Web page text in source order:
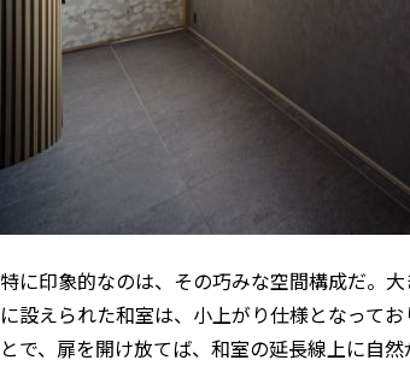
特に印象的なのは、その巧みな空間構成だ。
に設えられた和室は、小上がり仕様となって
とで、扉を開け放てば、和室の延長線上に自